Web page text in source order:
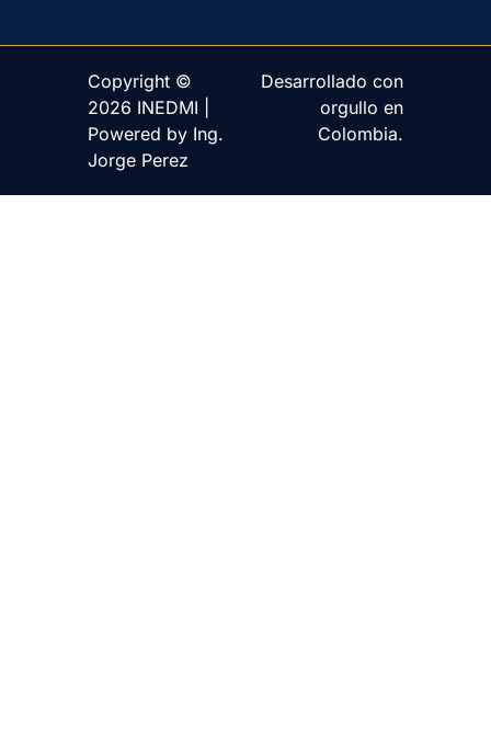
Copyright ©
2026 INEDMI |
Powered by Ing.
Jorge Perez
Desarrollado con
orgullo en
Colombia.